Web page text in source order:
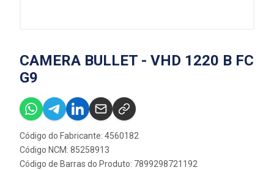
CAMERA BULLET - VHD 1220 B FC
G9
Código do Fabricante: 4560182
Código NCM: 85258913
Código de Barras do Produto: 7899298721192